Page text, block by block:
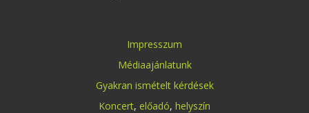
Impresszum
Médiaajánlatunk
Gyakran ismételt kérdések
Koncert, előadó, helyszín